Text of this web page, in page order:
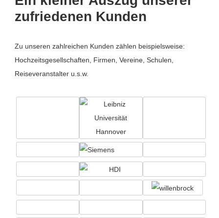
zufriedenen Kunden
Zu unseren zahlreichen Kunden zählen beispielsweise:
Hochzeitsgesellschaften, Firmen, Vereine, Schulen,
Reiseveranstalter u.s.w.